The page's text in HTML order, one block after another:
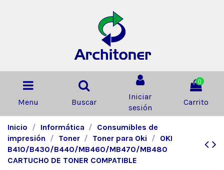
Menu Buscar
Iniciar
sesión
0
Carrito
Inicio Informática
Consumibles de
impresión
Toner Toner para Oki
OKI
B410/B430/B440/MB460/MB470/MB480
CARTUCHO DE TONER COMPATIBLE